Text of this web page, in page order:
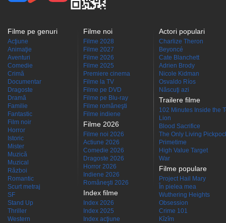
Filme pe genuri
Acţiune
Animaţie
Aventuri
Comedie
Crimă
Documentar
Dragoste
Dramă
Familie
Fantastic
Film noir
Horror
Istoric
Mister
Muzică
Muzical
Război
Romantic
Scurt metraj
SF
Stand Up
Thriller
Western
Filme noi
Filme 2028
Filme 2027
Filme 2026
Filme 2025
Premiere cinema
Filme la TV
Filme pe DVD
Filme pe Blu-ray
Filme româneşti
Filme indiene
Filme 2026
Filme noi 2026
Actiune 2026
Comedie 2026
Dragoste 2026
Horror 2026
Indiene 2026
Româneşti 2026
Index filme
Index 2026
Index 2025
Index acţiune
Actori populari
Charlize Theron
Beyoncé
Cate Blanchett
Adrien Brody
Nicole Kidman
Osvaldo Ríos
Născuţi azi
Trailere filme
102 Minutes Inside the
Lion
Blood Sacrifice
The Only Living
Primetime
High Value Target
War
Filme populare
Project Hail Mary
În pielea mea
Wuthering Heights
Obsession
Crime 101
Kîzîm